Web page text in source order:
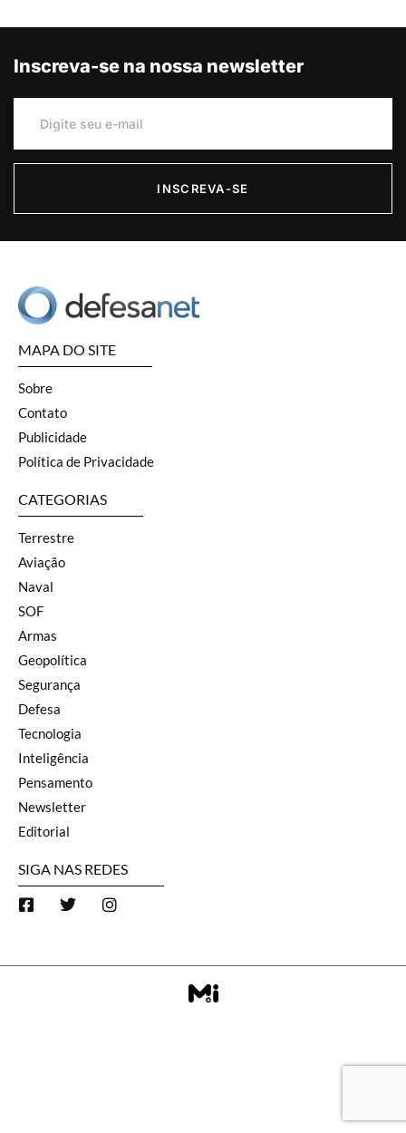
Inscreva-se na nossa newsletter
INSCREVA-SE
MAPA DO SITE
Sobre
Contato
Publicidade
Política de Privacidade
CATEGORIAS
Terrestre
Aviação
Naval
SOF
Armas
Geopolítica
Segurança
Defesa
Tecnologia
Inteligência
Pensamento
Newsletter
Editorial
SIGA NAS REDES